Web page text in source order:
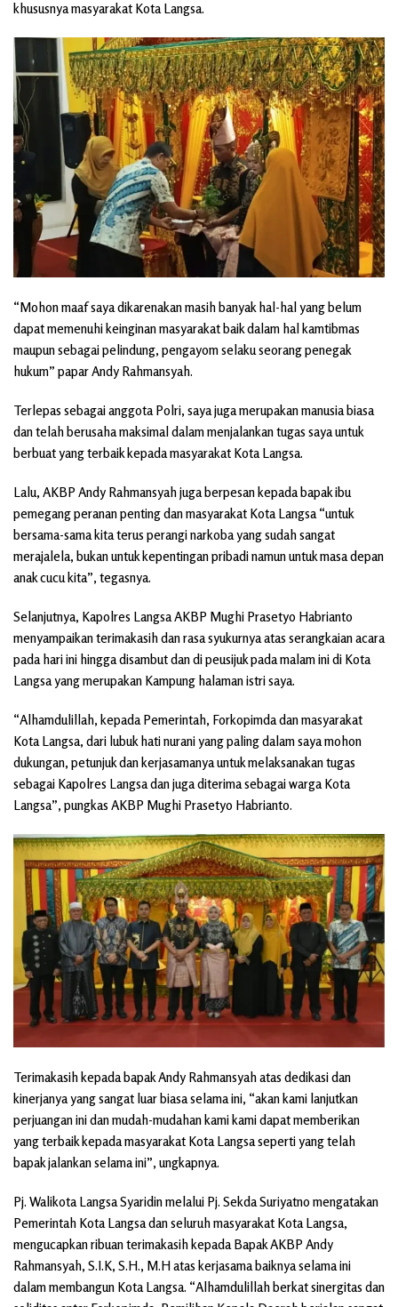
khususnya masyarakat Kota Langsa.
“Mohon maaf saya dikarenakan masih banyak hal-hal yang belum
dapat memenuhi keinginan masyarakat baik dalam hal kamtibmas
maupun sebagai pelindung, pengayom selaku seorang penegak
hukum” papar Andy Rahmansyah.
Terlepas sebagai anggota Polri, saya juga merupakan manusia biasa
dan telah berusaha maksimal dalam menjalankan tugas saya untuk
berbuat yang terbaik kepada masyarakat Kota Langsa.
Lalu, AKBP Andy Rahmansyah juga berpesan kepada bapak ibu
pemegang peranan penting dan masyarakat Kota Langsa “untuk
bersama-sama kita terus perangi narkoba yang sudah sangat
merajalela, bukan untuk kepentingan pribadi namun untuk masa depan
anak cucu kita”, tegasnya.
Selanjutnya, Kapolres Langsa AKBP Mughi Prasetyo Habrianto
menyampaikan terimakasih dan rasa syukurnya atas serangkaian acara
pada hari ini hingga disambut dan di peusijuk pada malam ini di Kota
Langsa yang merupakan Kampung halaman istri saya.
“Alhamdulillah, kepada Pemerintah, Forkopimda dan masyarakat
Kota Langsa, dari lubuk hati nurani yang paling dalam saya mohon
dukungan, petunjuk dan kerjasamanya untuk melaksanakan tugas
sebagai Kapolres Langsa dan juga diterima sebagai warga Kota
Langsa”, pungkas AKBP Mughi Prasetyo Habrianto.
Terimakasih kepada bapak Andy Rahmansyah atas dedikasi dan
kinerjanya yang sangat luar biasa selama ini, “akan kami lanjutkan
perjuangan ini dan mudah-mudahan kami kami dapat memberikan
yang terbaik kepada masyarakat Kota Langsa seperti yang telah
bapak jalankan selama ini”, ungkapnya.
Pj. Walikota Langsa Syaridin melalui Pj. Sekda Suriyatno mengatakan
Pemerintah Kota Langsa dan seluruh masyarakat Kota Langsa,
mengucapkan ribuan terimakasih kepada Bapak AKBP Andy
Rahmansyah, S.I.K, S.H., M.H atas kerjasama baiknya selama ini
dalam membangun Kota Langsa. “Alhamdulillah berkat sinergitas dan